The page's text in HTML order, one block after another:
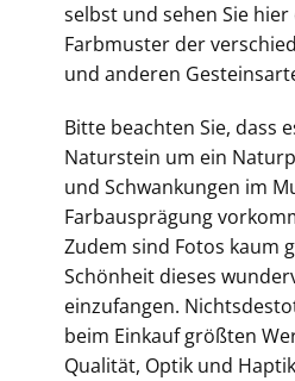
selbst und sehen Sie
Farbmuster der
und anderen
Bitte beachten Sie, dass
Naturstein um ein
und Schwankungen im
Farbausprägung
Zudem sind Fotos kaum
Schönheit dieses
einzufangen.
beim Einkauf größten
Qualität, Optik und